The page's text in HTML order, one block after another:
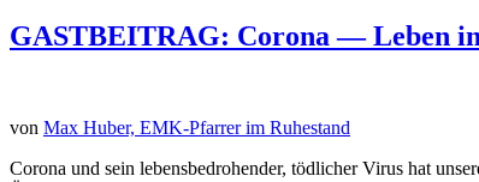
im Land“
GASTBEITRAG: Corona — Leben
von Max Huber, EMK-Pfar­rer im Ruhestand
Coro­na und sein lebens­bedro­hen­der, tödlich­er Virus hat